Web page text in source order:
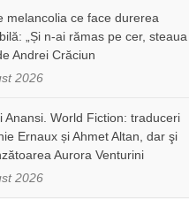
melancolia ce face durerea
„Și n-ai rămas pe cer, steaua
Andrei Crăciun
2026
Anansi. World Fiction: traduceri
Ernaux și Ahmet Altan, dar şi
Aurora Venturini
2026